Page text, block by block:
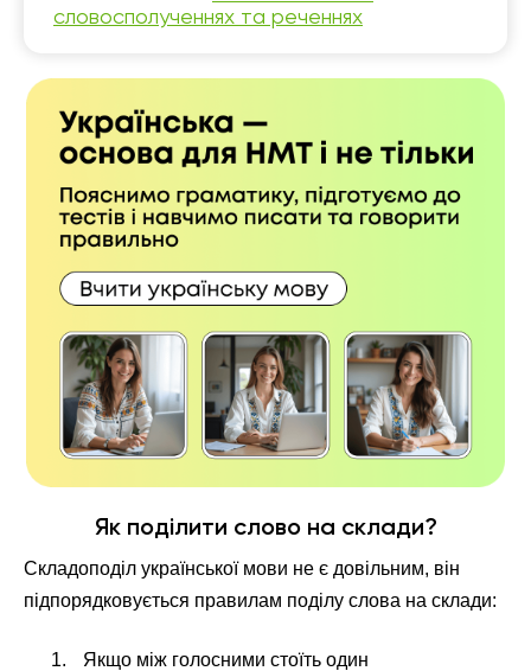
словосполученнях та реченнях
Як поділити слово на склади?
Складоподіл української мови не є довільним, він
підпорядковується правилам поділу слова на склади:
Якщо між голосними стоїть один